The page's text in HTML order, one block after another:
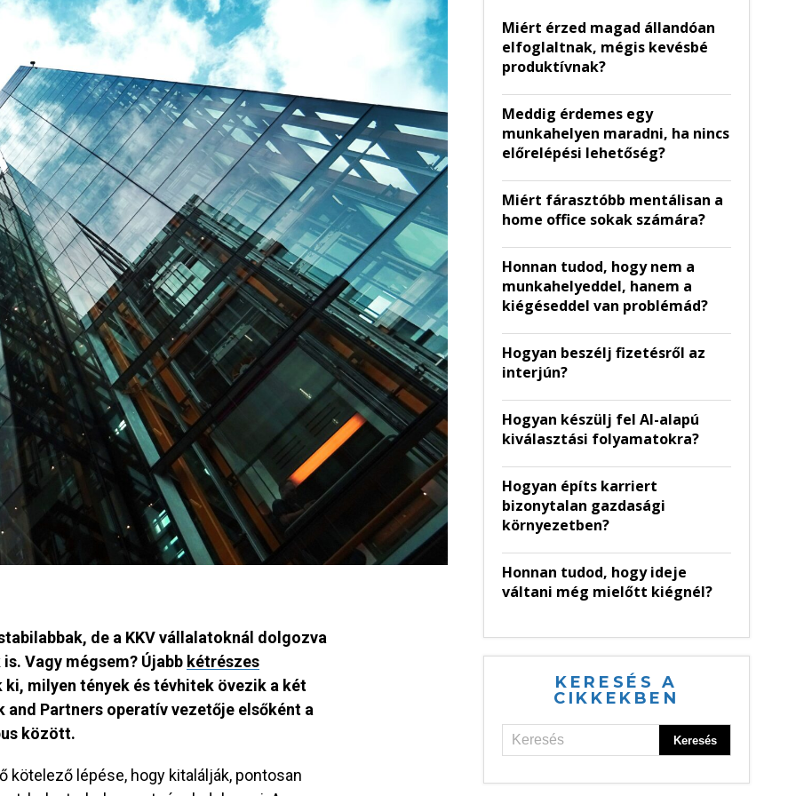
de a KKV vállalatoknál dolgozva
Vagy mégsem? Újabb kétrészes
milyen tények és tévhitek övezik a két
Partners operatív vezetője elsőként a
között.
kötelező lépése, hogy kitalálják, pontosan
Miért érzed magad állandóan
elfoglaltnak, mégis kevésbé
produktívnak?
Meddig érdemes egy
munkahelyen maradni, ha nincs
előrelépési lehetőség?
Miért fárasztóbb mentálisan a
home office sokak számára?
Honnan tudod, hogy nem a
munkahelyeddel, hanem a
kiégéseddel van problémád?
Hogyan beszélj fizetésről az
interjún?
Hogyan készülj fel AI-alapú
kiválasztási folyamatokra?
Hogyan építs karriert
bizonytalan gazdasági
környezetben?
Honnan tudod, hogy ideje
váltani még mielőtt kiégnél?
KERESÉS A
CIKKEKBEN